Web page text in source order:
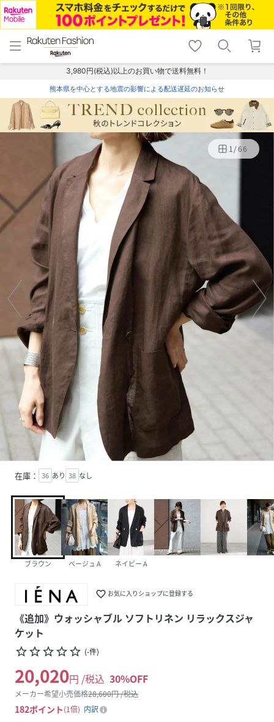
menu home
トップ
shopping_cart lock_outline
ログイン
3,980円(税込)以上のお買い物で送料無料！
熊本県を中心とする地震の影響による配送遅延のお知らせ
1/66
在庫： 36 あり 38 なし
ブラウン ベージュ A ネイビー A
favorite_border お気に入りショップに登録する
《追加》ウォッシャブル ソフトリネン リラックスジャ
ケット
star_borderstar_borderstar_borderstar_borderstar_border (-件)
20,020円 /税込 30%OFF
メーカー希望小売価格28,600円 /税込
182ポイント 1倍
内訳